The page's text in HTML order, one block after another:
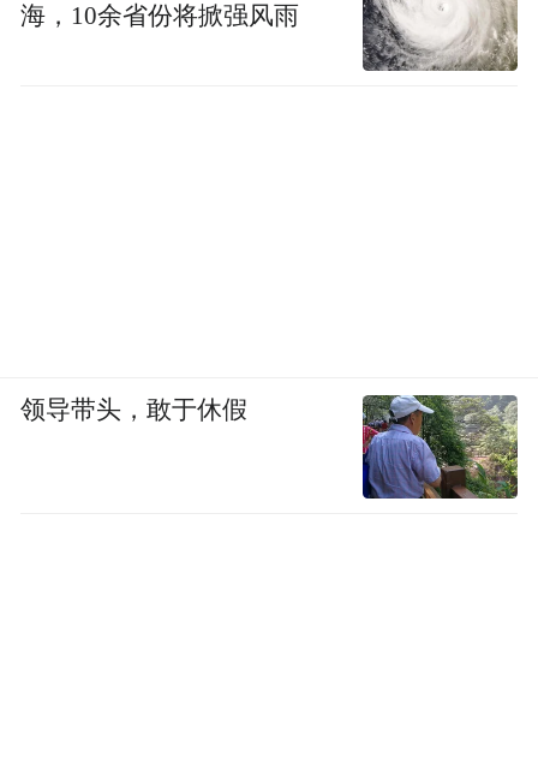
海，10余省份将掀强风雨
领导带头，敢于休假